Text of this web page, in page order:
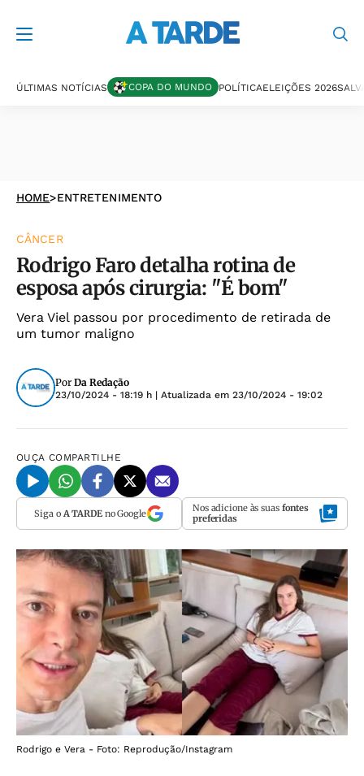
ÚLTIMAS NOTÍCIAS COPA DO MUNDO POLÍTICAELEIÇÕES 2026
HOME>ENTRETENIMENTO
CÂNCER
Rodrigo Faro detalha rotina de
esposa após cirurgia: "É bom"
Vera Viel passou por procedimento de retirada de
um tumor maligno
Por Da Redação
23/10/2024 - 18:19 h | Atualizada em 23/10/2024 - 19:02
OUÇA COMPARTILHE
Siga o A TARDEno Google Nos adicione às suas fontes
preferidas
Rodrigo e Vera - Foto: Reprodução/Instagram